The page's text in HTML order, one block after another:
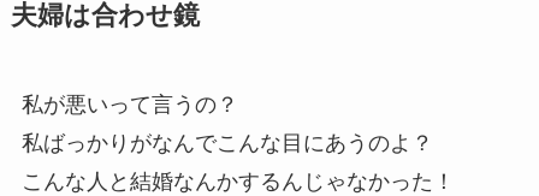
夫婦は合わせ鏡
私が悪いって言うの？
私ばっかりがなんでこんな目にあうのよ？
こんな人と結婚なんかするんじゃなかった！